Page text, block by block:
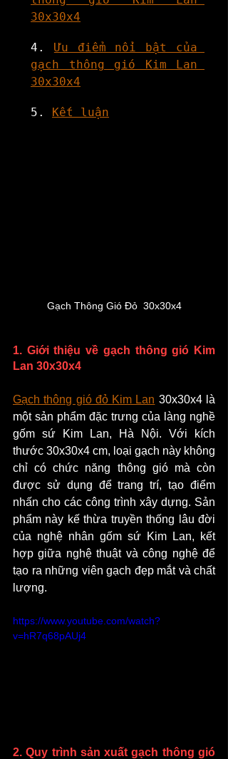
30x30x4
4. Ưu điểm nổi bật của
gạch thông gió Kim Lan
30x30x4
5. Kết luận
Gạch Thông Gió Đỏ  30x30x4
1. Giới thiệu về gạch thông gió Kim
Lan 30x30x4
Gạch thông gió đỏ Kim Lan 30x30x4 là
một sản phẩm đặc trưng của làng nghề
gốm sứ Kim Lan, Hà Nội. Với kích
thước 30x30x4 cm, loại gạch này không
chỉ có chức năng thông gió mà còn
được sử dụng để trang trí, tạo điểm
nhấn cho các công trình xây dựng. Sản
phẩm này kế thừa truyền thống lâu đời
của nghệ nhân gốm sứ Kim Lan, kết
hợp giữa nghệ thuật và công nghệ để
tạo ra những viên gạch đẹp mắt và chất
lượng.
https://www.youtube.com/watch?
v=hR7q68pAUj4
2. Quy trình sản xuất gạch thông gió